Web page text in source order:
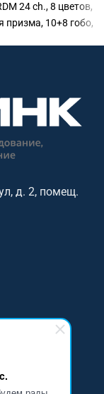
24 ch., 8 цветов,
призма, 10+8 гобо,
д. 2, помещ.
данных